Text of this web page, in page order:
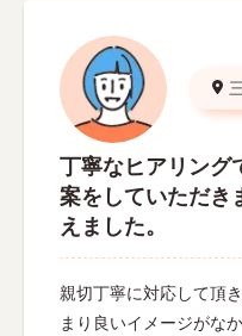
丁寧なヒアリング
案をしていただき
えました。
親切丁寧に対応して頂
まり良いイメージがな